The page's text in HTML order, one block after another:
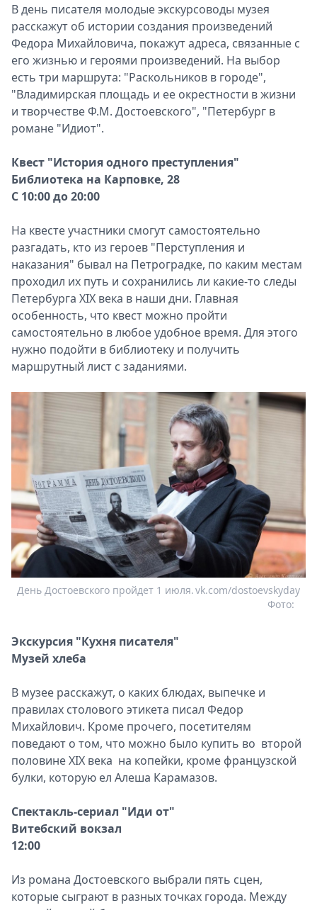
В день писателя молодые экскурсоводы музея
расскажут об истории создания произведений
Федора Михайловича, покажут адреса, связанные с
его жизнью и героями произведений. На выбор
есть три маршрута: "Раскольников в городе",
"Владимирская площадь и ее окрестности в жизни
и творчестве Ф.М. Достоевского", "Петербург в
романе "Идиот".
Квест "История одного преступления"
Библиотека на Карповке, 28
С 10:00 до 20:00
На квесте участники смогут самостоятельно
разгадать, кто из героев "Перступления и
наказания" бывал на Петроградке, по каким местам
проходил их путь и сохранились ли какие-то следы
Петербурга XIX века в наши дни. Главная
особенность, что квест можно пройти
самостоятельно в любое удобное время. Для этого
нужно подойти в библиотеку и получить
маршрутный лист с заданиями.
День Достоевского пройдет 1 июля.vk.com/dostoevskyday
Фото:
Экскурсия "Кухня писателя"
Музей хлеба
В музее расскажут, о каких блюдах, выпечке и
правилах столового этикета писал Федор
Михайлович. Кроме прочего, посетителям
поведают о том, что можно было купить во второй
половине XIX века на копейки, кроме французской
булки, которую ел Алеша Карамазов.
Спектакль-сериал "Иди от"
Витебский вокзал
12:00
Из романа Достоевского выбрали пять сцен,
которые сыграют в разных точках города. Между